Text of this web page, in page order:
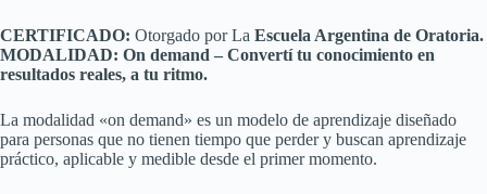
CERTIFICADO: Otorgado por La Escuela Argentina de Oratoria.
MODALIDAD: On demand – Convertí tu conocimiento en
resultados reales, a tu ritmo.
La modalidad «on demand» es un modelo de aprendizaje diseñado
para personas que no tienen tiempo que perder y buscan aprendizaje
práctico, aplicable y medible desde el primer momento.